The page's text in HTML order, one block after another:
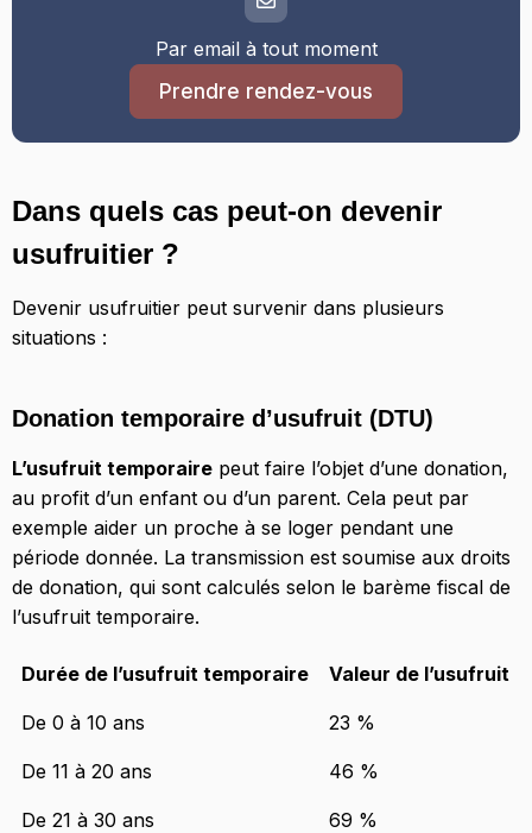
Par email à tout moment
Prendre rendez-vous
Dans quels cas peut-on devenir
usufruitier ?
Devenir usufruitier peut survenir dans plusieurs
situations :
Donation temporaire d’usufruit (DTU)
L’usufruit temporaire peut faire l’objet d’une donation,
au profit d’un enfant ou d’un parent. Cela peut par
exemple aider un proche à se loger pendant une
période donnée. La transmission est soumise aux droits
de donation, qui sont calculés selon le barème fiscal de
l’usufruit temporaire.
Durée de l’usufruit temporaire Valeur de l’usufruit
De 0 à 10 ans 23 %
De 11 à 20 ans 46 %
De 21 à 30 ans 69 %